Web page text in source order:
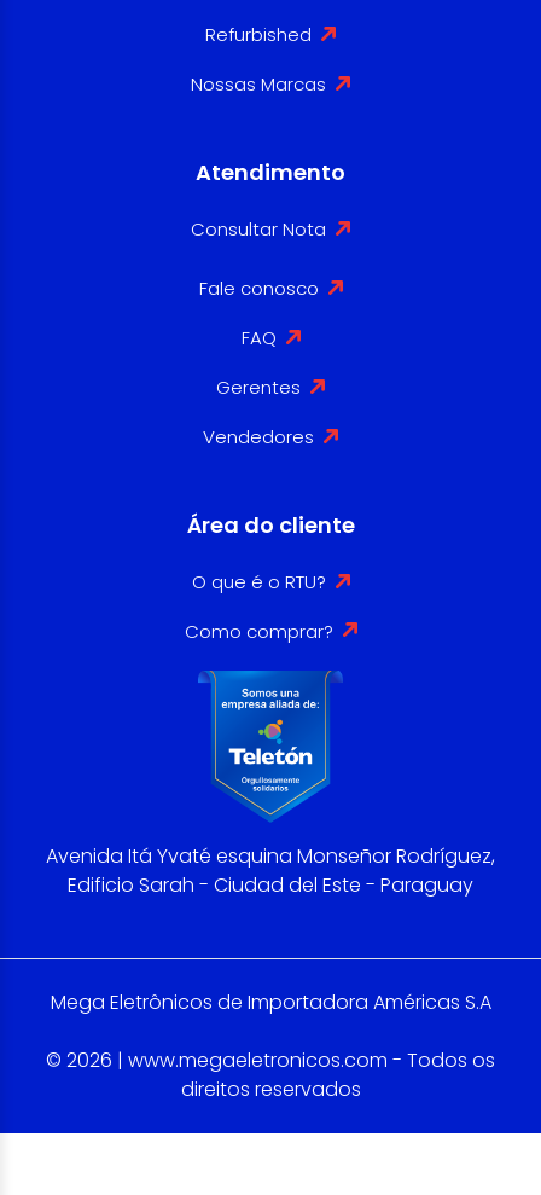
Refurbished
Nossas Marcas
Atendimento
Consultar Nota
Fale conosco
FAQ
Gerentes
Vendedores
Área do cliente
O que é o RTU?
Como comprar?
Avenida Itá Yvaté esquina Monseñor Rodríguez,
Edificio Sarah - Ciudad del Este - Paraguay
Mega Eletrônicos de Importadora Américas S.A
© 2026 | www.megaeletronicos.com - Todos os
direitos reservados